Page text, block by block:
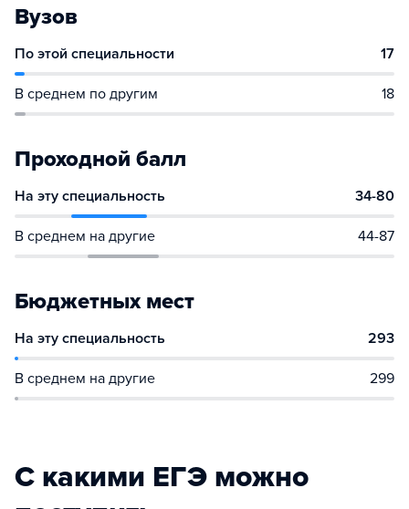
Вузов
По этой специальности 17
В среднем по другим 18
Проходной балл
На эту специальность 34-80
В среднем на другие 44-87
Бюджетных мест
На эту специальность 293
В среднем на другие 299
С какими ЕГЭ можно